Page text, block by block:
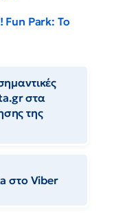
Fun Park: Το
στα
της
στο Viber